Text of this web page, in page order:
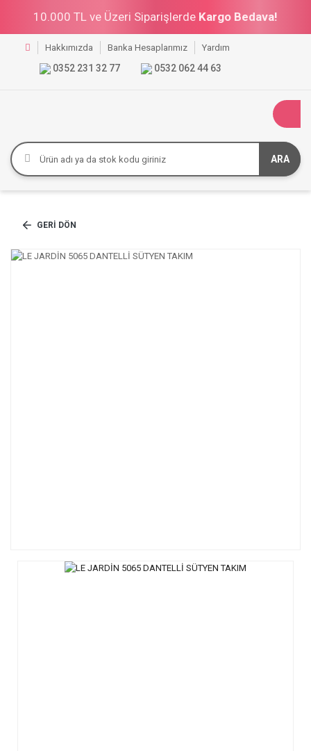
10.000 TL ve Üzeri Siparişlerde Kargo Bedava!
Hakkımızda Banka Hesaplarımız Yardım
0352 231 32 77 0532 062 44 63
ARA
GERI DÖN